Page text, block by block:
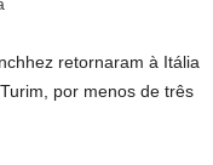
retornaram à Itália
por menos de três